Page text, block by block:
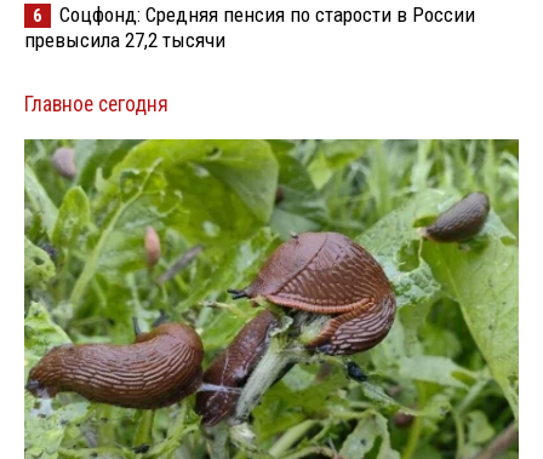
6
Соцфонд: Средняя пенсия по старости в России
превысила 27,2 тысячи
Главное сегодня